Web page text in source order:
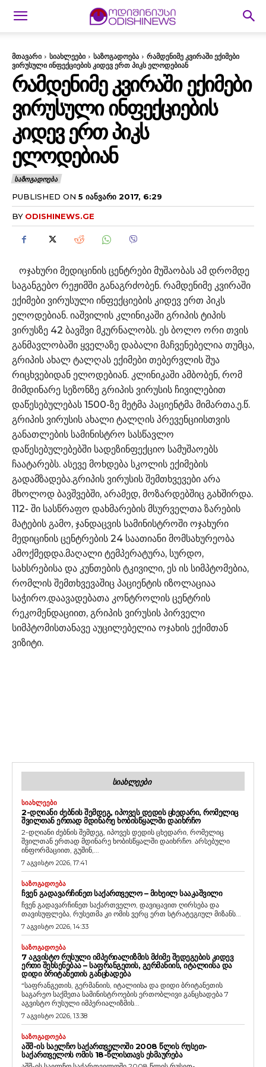
მთავარი სიახლეები საზოგადოება
რამდენიმე კვირაში ექიმები
ვირუსული ინფექციების კიდევ ერთ პიკს ელოდებიან
ᲠᲐᲛᲓᲔᲜᲘᲛᲔ ᲙᲕᲘᲠᲐᲨᲘ ᲔᲥᲘᲛᲔᲑᲘ
ᲕᲘᲠᲣᲡᲣᲚᲘ ᲘᲜᲤᲔᲥᲪᲘᲔᲑᲘᲡ
ᲙᲘᲓᲔᲕ ᲔᲠᲗ ᲞᲘᲙᲡ
ᲔᲚᲝᲓᲔᲑᲘᲐᲜ
ᲡᲐᲖᲝᲒᲐᲓᲝᲔᲑᲐ
PUBLISHED ON 5 ᲘᲐᲜᲕᲐᲠᲘ 2017, 6:29
BY ODISHINEWS.GE
ოჯახური მედიცინის ცენტრები მუშაობას ამ დრომდე
საგანგებო რეჟიმში განაგრძობენ. რამდენიმე კვირაში
ექიმები ვირუსული ინფექციების კიდევ ერთ პიკს
ელოდებიან. იაშვილის კლინიკაში გრიპის ტიპის
ვირუსზე 42 ბავშვი მკურნალობს. ეს ბოლო ორი თვის
განმავლობაში ყველაზე დაბალი მაჩვენებელია თუმცა,
გრიპის ახალ ტალღას ექიმები თებერვლის შუა
რიცხვებიდან ელოდებიან. კლინიკაში ამბობენ, რომ
მიმდინარე სეზონზე გრიპის ვირუსის ჩივილებით
დაწესებულებას 1500-ზე მეტმა პაციენტმა მიმართა.ე.წ.
გრიპის ვირუსის ახალი ტალღის პრევენციისთვის
განათლების სამინისტრო სასწავლო
დაწესებულებებში სადეზინფექციო სამუშაოებს
ჩაატარებს. ასევე მოხდება სკოლის ექიმების
გადამზადება.გრიპის ვირუსის შემთხვევები არა
მხოლოდ ბავშვებში, არამედ, მოზარდებშიც გახშირდა.
112- ში სასწრაფო დახმარების მსურველთა ზარების
მატების გამო, ჯანდაცვის სამინისტროში ოჯახური
მედიცინის ცენტრების 24 საათიანი მომსახურეობა
ამოქმედდა.მაღალი ტემპერატურა, სურდო,
სახსრებისა და კუნთების ტკივილი, ეს ის სიმპტომებია,
რომლის შემთხვევაშიც პაციენტის იზოლაციაა
საჭირო.დაავადებათა კონტროლის ცენტრის
რეკომენდაციით, გრიპის ვირუსის პირველი
სიმპტომისთანავე აუცილებელია ოჯახის ექიმთან
ვიზიტი.
ᲡᲘᲐᲮᲚᲔᲔᲑᲘ
ᲡᲘᲐᲮᲚᲔᲔᲑᲘ
2-ᲓᲦᲘᲐᲜᲘ ᲫᲔᲑᲜᲘᲡ ᲨᲔᲛᲓᲔᲒ, ᲘᲞᲝᲕᲔᲡ ᲓᲔᲓᲘᲡ ᲪᲮᲔᲓᲐᲠᲘ, ᲠᲝᲛᲔᲚᲘᲪ
ᲨᲕᲘᲚᲗᲐᲜ ᲔᲠᲗᲐᲓ ᲛᲓᲘᲜᲐᲠᲔ ᲮᲝᲑᲘᲡᲬᲧᲐᲚᲨᲘ ᲓᲐᲘᲮᲠᲩᲝ
2-დღიანი ძებნის შემდეგ, იპოვეს დედის ცხედარი, რომელიც
შვილთან ერთად მდინარე ხობისწყალში დაიხრჩო. არსებული
ინფორმაციით, გუშინ,...
7 აგვისტო 2026, 17:41
ᲡᲐᲖᲝᲒᲐᲓᲝᲔᲑᲐ
ᲩᲕᲔᲜ ᲒᲐᲓᲐᲕᲐᲠᲩᲘᲜᲔᲗ ᲡᲐᲥᲐᲠᲗᲕᲔᲚᲝ – ᲛᲘᲮᲔᲘᲚ ᲡᲐᲐᲙᲐᲨᲕᲘᲚᲘ
ჩვენ გადავარჩინეთ საქართველო, დავიცავით ღირსება და
თავისუფლება, რუსეთმა კი ომის ვერც ერთ სტრატეგიულ მიზანს...
7 აგვისტო 2026, 14:33
ᲡᲐᲖᲝᲒᲐᲓᲝᲔᲑᲐ
7 ᲐᲒᲕᲘᲡᲢᲝ ᲠᲣᲡᲣᲚᲘ ᲘᲛᲞᲔᲠᲘᲐᲚᲘᲖᲛᲘᲡ ᲛᲫᲘᲛᲔ ᲨᲔᲓᲔᲒᲔᲑᲘᲡ ᲙᲘᲓᲔᲕ
ᲔᲠᲗᲘ ᲨᲔᲮᲡᲔᲜᲔᲑᲐᲐ – ᲡᲐᲤᲠᲐᲜᲒᲔᲗᲘᲡ, ᲒᲔᲠᲛᲐᲜᲘᲘᲡ, ᲘᲢᲐᲚᲘᲘᲡᲐ ᲓᲐ
ᲓᲘᲓᲘ ᲑᲠᲘᲢᲐᲜᲔᲗᲘᲡ ᲒᲐᲜᲪᲮᲐᲓᲔᲑᲐ
“საფრანგეთის, გერმანიის, იტალიისა და დიდი ბრიტანეთის
საგარეო საქმეთა სამინისტროების ერთობლივი განცხადება 7
აგვისტო რუსული იმპერიალიზმის...
7 აგვისტო 2026, 13:38
ᲡᲐᲖᲝᲒᲐᲓᲝᲔᲑᲐ
ᲐᲨᲨ-ᲘᲡ ᲡᲐᲔᲚᲩᲝ ᲡᲐᲥᲐᲠᲗᲕᲔᲚᲝᲨᲘ 2008 ᲬᲚᲘᲡ ᲠᲣᲡᲔᲗ-
ᲡᲐᲥᲐᲠᲗᲕᲔᲚᲝᲡ ᲝᲛᲘᲡ 18-ᲬᲚᲘᲡᲗᲐᲕᲡ ᲔᲮᲛᲐᲣᲠᲔᲑᲐ